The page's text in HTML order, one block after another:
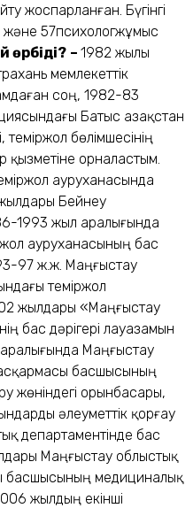
жоспарланған. Бүгінгі
және 57психологжұмыс
өрбіді? – 1982 жылы
мемлекеттік
соң, 1982-83
Батыс Қазақстан
теміржол бөлімшесінің
қызметіне орналастым.
ауруханасында
Бейнеу
1993 жыл аралығында
ауруханасының бас
97 ж.ж. Маңғыстау
теміржол
жылдары «Маңғыстау
бас дәрігері лауазамын
Маңғыстау
басшысының
жөніндегі орынбасары,
әлеуметтік қорғау
департаментінде бас
Маңғыстау облыстық
басшысының медициналық
жылдың екінші